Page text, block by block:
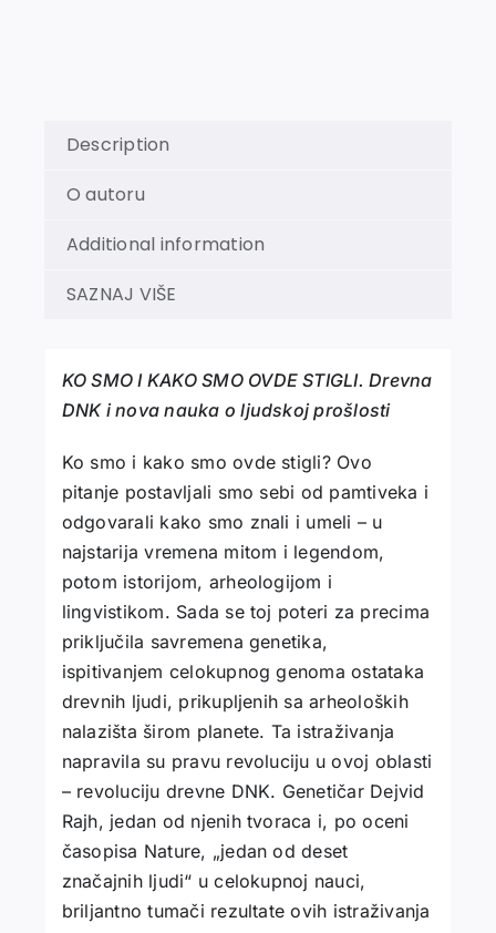
prošlosti
Description
O autoru
Additional information
SAZNAJ VIŠE
KO SMO I KAKO SMO OVDE STIGLI. Drevna
DNK i nova nauka o ljudskoj prošlosti
Ko smo i kako smo ovde stigli? Ovo
pitanje postavljali smo sebi od pamtiveka i
odgovarali kako smo znali i umeli – u
najstarija vremena mitom i legendom,
potom istorijom, arheologijom i
lingvistikom. Sada se toj poteri za precima
priključila savremena genetika,
ispitivanjem celokupnog genoma ostataka
drevnih ljudi, prikupljenih sa arheoloških
nalazišta širom planete. Ta istraživanja
napravila su pravu revoluciju u ovoj oblasti
– revoluciju drevne DNK. Genetičar Dejvid
Rajh, jedan od njenih tvoraca i, po oceni
časopisa Nature, „jedan od deset
značajnih ljudi“ u celokupnoj nauci,
briljantno tumači rezultate ovih istraživanja